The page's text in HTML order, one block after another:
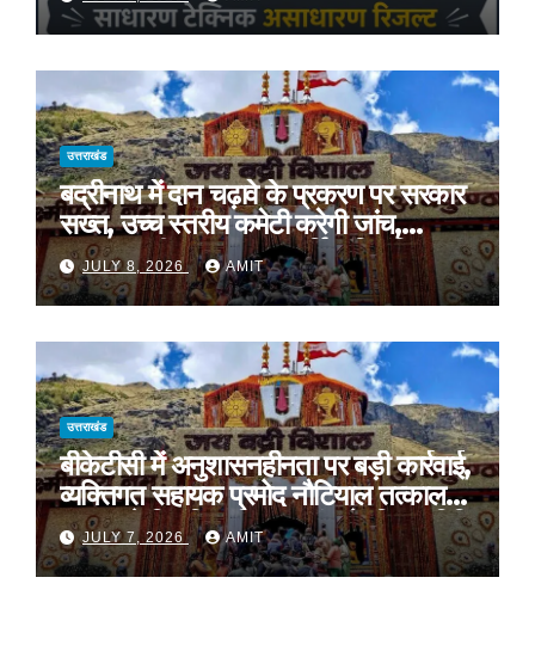
प्रशिक्षण, प्रीतम भरतवाण ने भी मुहिम को दिया
समर्थन
उत्तराखंड
बद्रीनाथ में दान चढ़ावे के प्रकरण पर सरकार
सख्त, उच्च स्तरीय कमेटी करेगी जांच,
अनुशासनहीनता पर एक कार्मिक निलंबित
JULY 8, 2026 AMIT
उत्तराखंड
बीकेटीसी में अनुशासनहीनता पर बड़ी कार्रवाई,
व्यक्तिगत सहायक प्रमोद नौटियाल तत्काल
प्रभाव से निलंबित, निष्पक्ष जांच के लिए समिति
गठित
JULY 7, 2026 AMIT